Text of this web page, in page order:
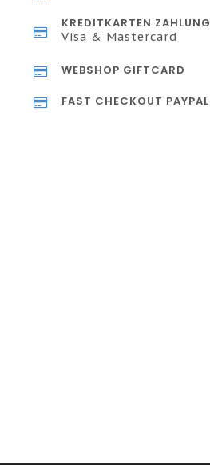
KREDITKARTEN ZAHLUNG
Visa & Mastercard
WEBSHOP GIFTCARD
FAST CHECKOUT PAYPAL